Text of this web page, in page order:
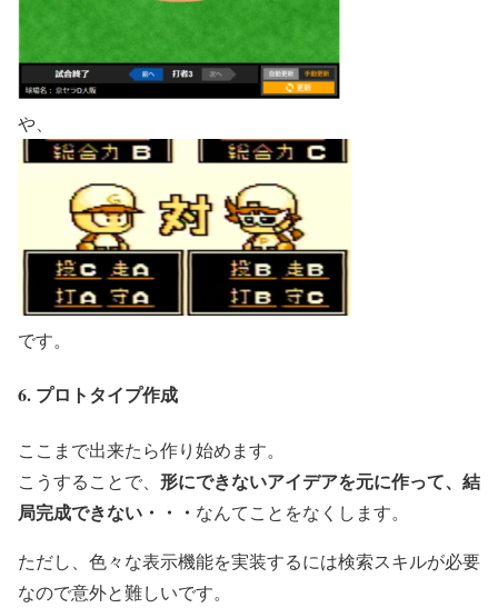
や、
です。
6. プロトタイプ作成
ここまで出来たら作り始めます。
こうすることで、 形にできないアイデアを元に作って、結
局完成できない・・・ なんてことをなくします。
ただし、色々な表示機能を実装するには検索スキルが必要
なので意外と難しいです。